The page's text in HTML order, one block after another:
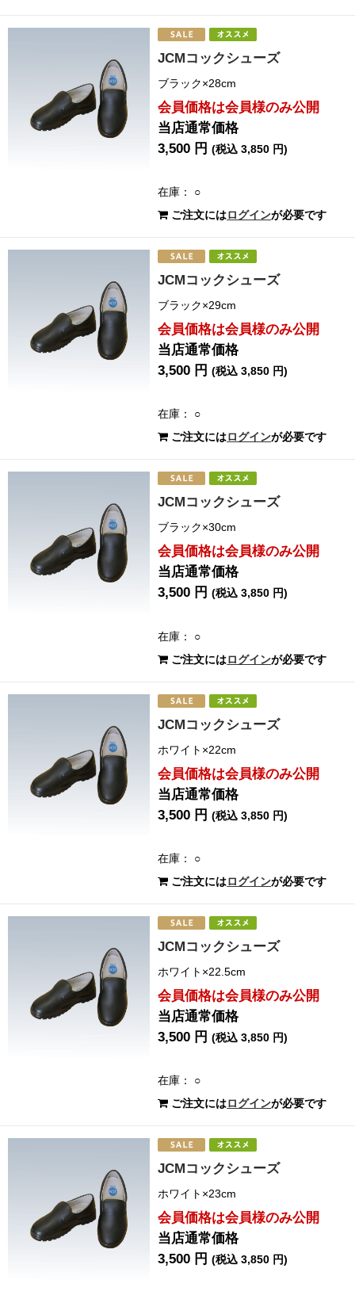
JCMコックシューズ
ブラック×28cm
会員価格は会員様のみ公開
当店通常価格
3,500 円(税込 3,850 円)
在庫： ○
ご注文にはログインが必要です
JCMコックシューズ
ブラック×29cm
会員価格は会員様のみ公開
当店通常価格
3,500 円(税込 3,850 円)
在庫： ○
ご注文にはログインが必要です
JCMコックシューズ
ブラック×30cm
会員価格は会員様のみ公開
当店通常価格
3,500 円(税込 3,850 円)
在庫： ○
ご注文にはログインが必要です
JCMコックシューズ
ホワイト×22cm
会員価格は会員様のみ公開
当店通常価格
3,500 円(税込 3,850 円)
在庫： ○
ご注文にはログインが必要です
JCMコックシューズ
ホワイト×22.5cm
会員価格は会員様のみ公開
当店通常価格
3,500 円(税込 3,850 円)
在庫： ○
ご注文にはログインが必要です
JCMコックシューズ
ホワイト×23cm
会員価格は会員様のみ公開
当店通常価格
3,500 円(税込 3,850 円)